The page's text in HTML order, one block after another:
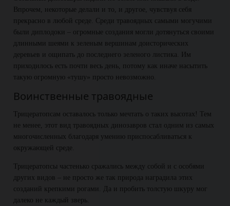
Впрочем, некоторые делали и то, и другое, чувствуя себя
прекрасно в любой среде. Среди травоядных самыми могучими
были диплодоки – огромные создания могли дотянуться своими
длинными шеями к зеленым вершинам доисторических
деревьев и ощипать до последнего зеленого листика. Им
приходилось есть почти весь день, потому как иначе насытить
такую огромную «тушу» просто невозможно.
Воинственные травоядные
Трицератопсам оставалось только мечтать о таких высотах! Тем
не менее, этот вид травоядных динозавров стал одним из самых
многочисленных благодаря умению приспосабливаться к
окружающей среде.
Трицератопсы частенько сражались между собой и с особями
других видов – не просто же так природа наградила этих
созданий крепкими рогами. Да и пробить толстую шкуру мог
далеко не каждый зверь.